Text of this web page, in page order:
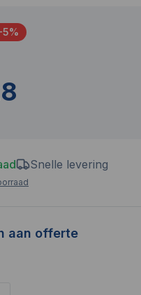
5%
Snelle levering
aan offerte